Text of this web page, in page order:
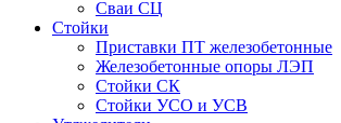
Сваи СЦ
Стойки
Приставки ПТ железобетонные
Железобетонные опоры ЛЭП
Стойки СК
Стойки УСО и УСВ